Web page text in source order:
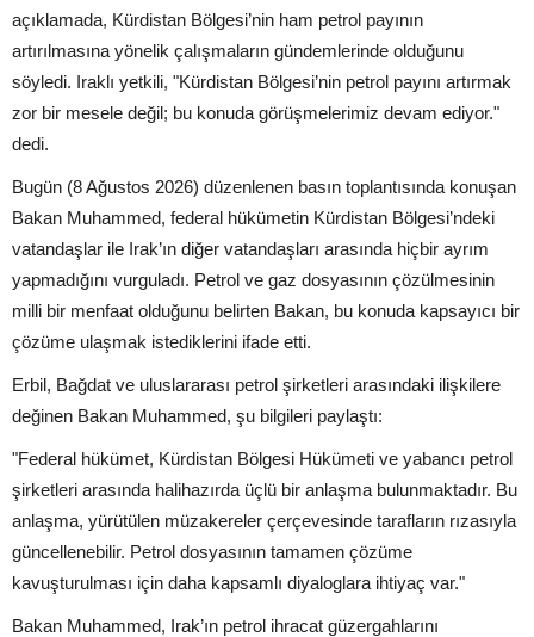
açıklamada, Kürdistan Bölgesi’nin ham petrol payının
artırılmasına yönelik çalışmaların gündemlerinde olduğunu
söyledi. Iraklı yetkili, "Kürdistan Bölgesi’nin petrol payını artırmak
zor bir mesele değil; bu konuda görüşmelerimiz devam ediyor."
dedi.
Bugün (8 Ağustos 2026) düzenlenen basın toplantısında konuşan
Bakan Muhammed, federal hükümetin Kürdistan Bölgesi’ndeki
vatandaşlar ile Irak’ın diğer vatandaşları arasında hiçbir ayrım
yapmadığını vurguladı. Petrol ve gaz dosyasının çözülmesinin
milli bir menfaat olduğunu belirten Bakan, bu konuda kapsayıcı bir
çözüme ulaşmak istediklerini ifade etti.
Erbil, Bağdat ve uluslararası petrol şirketleri arasındaki ilişkilere
değinen Bakan Muhammed, şu bilgileri paylaştı:
"Federal hükümet, Kürdistan Bölgesi Hükümeti ve yabancı petrol
şirketleri arasında halihazırda üçlü bir anlaşma bulunmaktadır. Bu
anlaşma, yürütülen müzakereler çerçevesinde tarafların rızasıyla
güncellenebilir. Petrol dosyasının tamamen çözüme
kavuşturulması için daha kapsamlı diyaloglara ihtiyaç var."
Bakan Muhammed, Irak’ın petrol ihracat güzergahlarını